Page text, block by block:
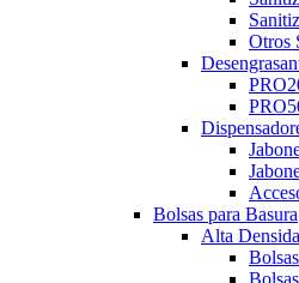
Otros
Bolsas para Basura
Alta